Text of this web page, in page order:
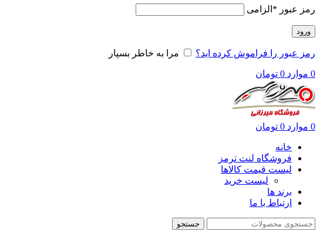
رمز عبور * الزامی
ورود
رمز عبور را فراموش کرده اید؟ مرا به خاطر بسپار
0 موارد 0 تومان
0 موارد 0 تومان
خانه
فروشگاه لنت ترمز
لیست قیمت کالاها
لیست خرید
برند ها
ارتباط با ما
جستجو